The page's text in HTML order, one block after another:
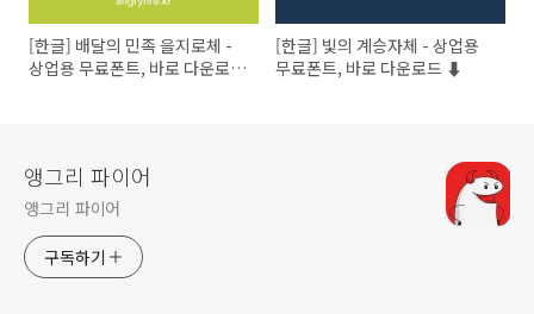
[한글] 배달의 민족 을지로체 -
상업용 무료폰트, 바로 다운로드
[한글] 빛의 계승자체 - 상업용
무료폰트, 바로 다운로드 ⬇︎
앵그리 파이어
앵그리 파이어
구독하기